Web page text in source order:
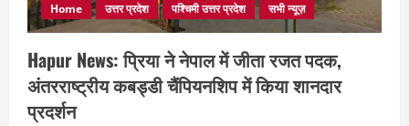
Home उत्तर प्रदेश पश्चिमी उत्तर प्रदेश सभी न्यूज़
Hapur News: प्रिया ने नेपाल में जीता रजत पदक,
अंतरराष्ट्रीय कबड्डी चैंपियनशिप में किया शानदार
प्रदर्शन